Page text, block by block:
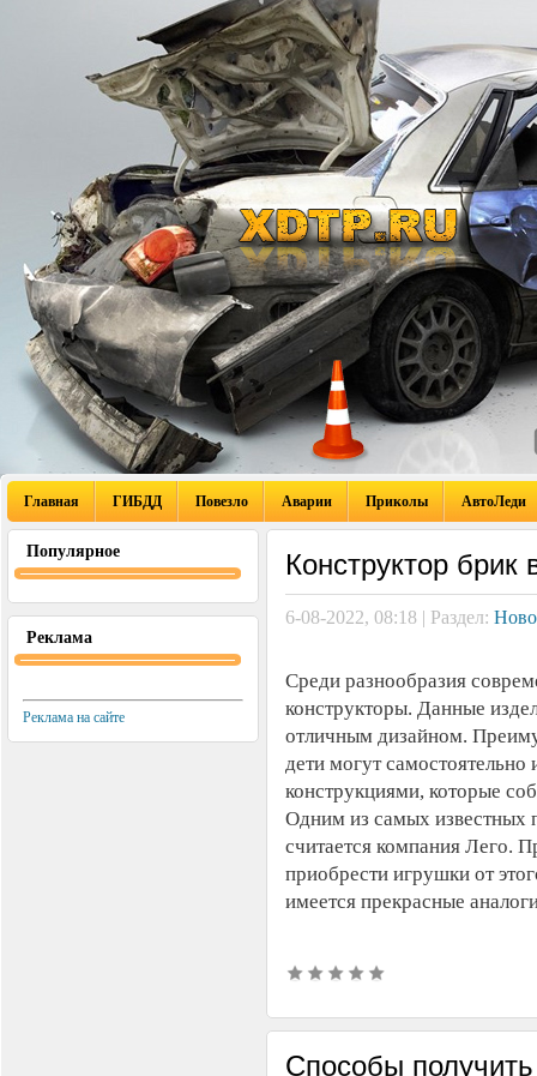
Главная ГИБДД Повезло Аварии Приколы АвтоЛеди
Популярное
Реклама
Реклама на сайте
Конструктор брик
6-08-2022, 08:18 | Раздел:
Среди разнообразия
конструкторы. Данные
отличным дизайном.
дети могут
конструкциями, которые
Одним из самых известных
считается компания Лего.
приобрести игрушки от
имеется прекрасные
Способы